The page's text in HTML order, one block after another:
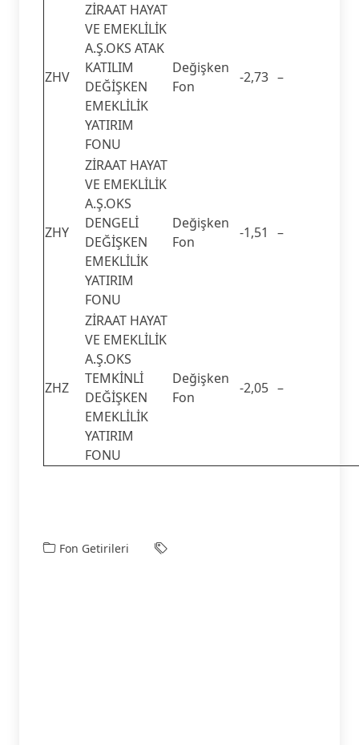
ZHV
ZİRAAT HAYAT
VE EMEKLİLİK
A.Ş.OKS ATAK
KATILIM
DEĞİŞKEN
EMEKLİLİK
YATIRIM
FONU
Değişken
Fon
-2,73 –
ZHY
ZİRAAT HAYAT
VE EMEKLİLİK
A.Ş.OKS
DENGELİ
DEĞİŞKEN
EMEKLİLİK
YATIRIM
FONU
Değişken
Fon
-1,51 –
ZHZ
ZİRAAT HAYAT
VE EMEKLİLİK
A.Ş.OKS
TEMKİNLİ
DEĞİŞKEN
EMEKLİLİK
YATIRIM
FONU
Değişken
Fon
-2,05 –
Fon Getirileri